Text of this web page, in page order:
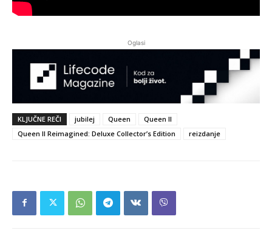
Oglasi
KLJUČNE REČI jubilej Queen
Queen II
Queen II Reimagined: Deluxe Collector’s Edition
reizdanje